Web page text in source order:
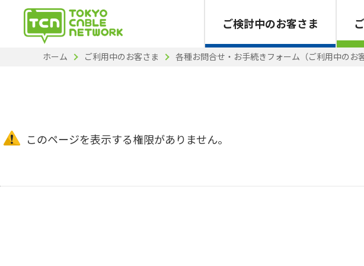
ご検討中のお客さま
ホーム ご利用中のお客さま 各種お問合せ・お手続きフォーム（ご利用中のお客
このページを表示する権限がありません。